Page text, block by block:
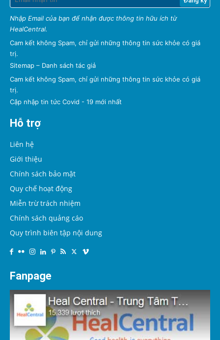
Nhập Email của bạn để nhận được thông tin hữu ích từ
HealCentral.
Cam kết không Spam, chỉ gửi những thông tin sức khỏe có giá
trị.
Sitemap – Danh sách tác giả
Cam kết không Spam, chỉ gửi những thông tin sức khỏe có giá
trị.
Cập nhập tin tức Covid - 19 mới nhất
Hỗ trợ
Liên hệ
Giới thiệu
Chính sách bảo mật
Quy chế hoạt động
Miễn trừ trách nhiệm
Chính sách quảng cáo
Quy trình biên tập nội dung
Fanpage